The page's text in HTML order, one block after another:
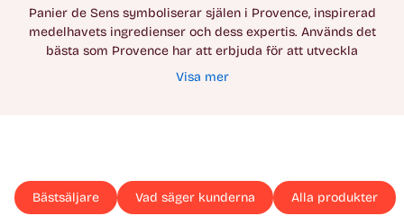
Panier de Sens symboliserar själen i Provence, inspirerad
medelhavets ingredienser och dess expertis. Används det
bästa som Provence har att erbjuda för att utveckla
produkter med mjuk konsistens och eleganta dofter från
Visa mer
Bästsäljare Vad säger kunderna Alla produkter